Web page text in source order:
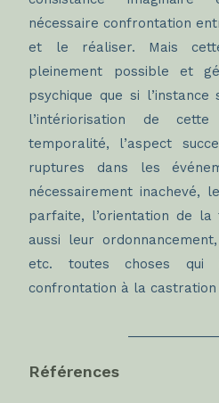
nécessaire confrontation
et le réaliser. Mais
pleinement possible et
psychique que si
l’intériorisation de
temporalité, l’aspect
ruptures dans les
nécessairement inachevé,
parfaite, l’orientation de
aussi leur
etc. toutes choses
confrontation à la castration
Références